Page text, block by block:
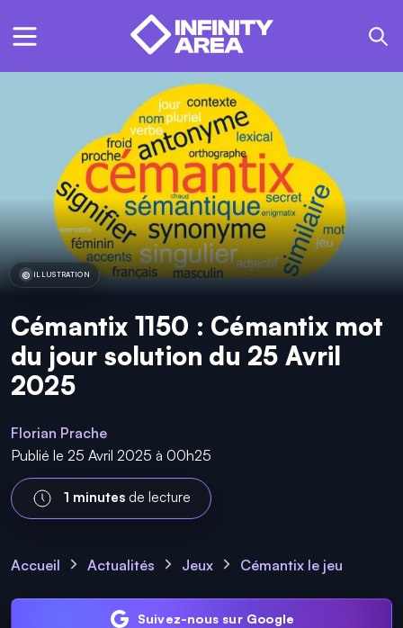
ILLUSTRATION
Cémantix 1150 : Cémantix mot
du jour solution du 25 Avril
2025
Florian Prache
Publié le 25 Avril 2025 à 00h25
1 minutes de lecture
Accueil Actualités Jeux Cémantix le jeu
Suivez-nous sur Google